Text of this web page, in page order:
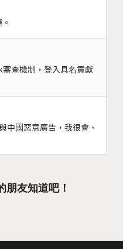
查機制，登入具名貢獻
中國惡意廣告，我很會、
朋友知道吧！